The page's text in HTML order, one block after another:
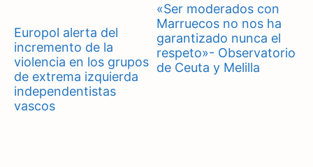
Europol alerta del
incremento de la
violencia en los grupos
de extrema izquierda
independentistas
vascos
«Ser moderados con
Marruecos no nos ha
garantizado nunca el
respeto»- Observatorio
de Ceuta y Melilla